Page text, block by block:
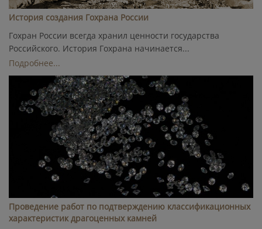
История создания Гохрана России
Гохран России всегда хранил ценности государства
Российского. История Гохрана начинается...
Подробнее...
Проведение работ по подтверждению классификационных
характеристик драгоценных камней